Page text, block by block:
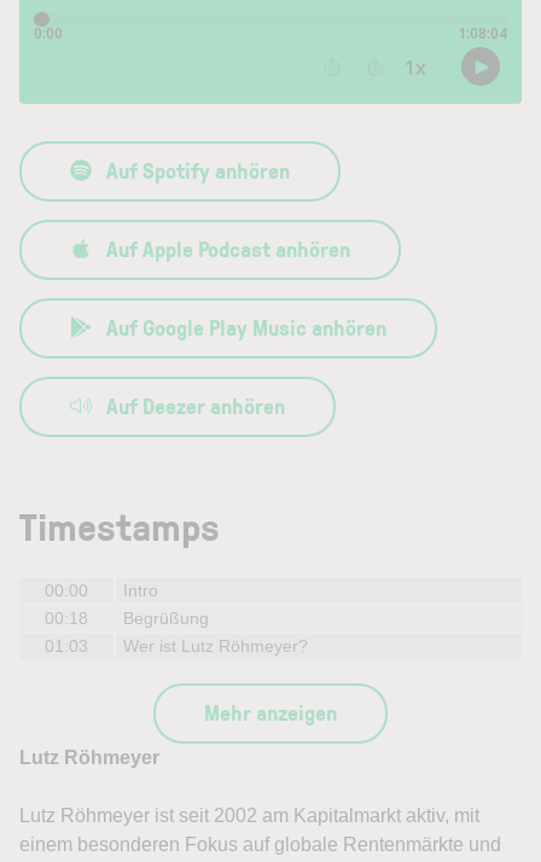
Auf Spotify anhören
Auf Apple Podcast anhören
Auf Google Play Music anhören
Auf Deezer anhören
Timestamps
00:00
Intro
00:18
Begrüßung
01:03
Wer ist Lutz Röhmeyer?
Mehr anzeigen
Lutz Röhmeyer
Lutz Röhmeyer ist seit 2002 am Kapitalmarkt aktiv, mit
einem besonderen Fokus auf globale Rentenmärkte und